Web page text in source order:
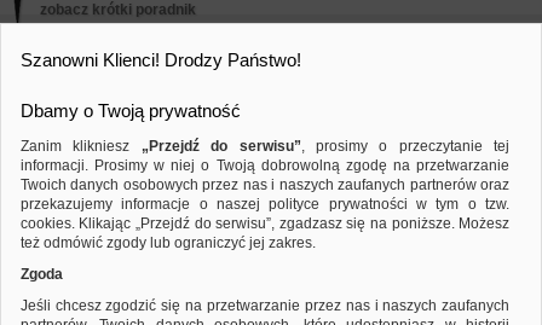
Marka SCHNEIDER
Porównaj Sortuj według
zobacz krótki poradnik
Szanowni Klienci! Drodzy Państwo!
Dbamy o Twoją prywatność
Zanim klikniesz „Przejdź do serwisu”, prosimy o przeczytanie tej
informacji. Prosimy w niej o Twoją dobrowolną zgodę na przetwarzanie
Twoich danych osobowych przez nas i naszych zaufanych partnerów oraz
przekazujemy informacje o naszej polityce prywatności w tym o tzw.
cookies. Klikając „Przejdź do serwisu”, zgadzasz się na poniższe. Możesz
też odmówić zgody lub ograniczyć jej zakres.
Zgoda
Jeśli chcesz zgodzić się na przetwarzanie przez nas i naszych zaufanych